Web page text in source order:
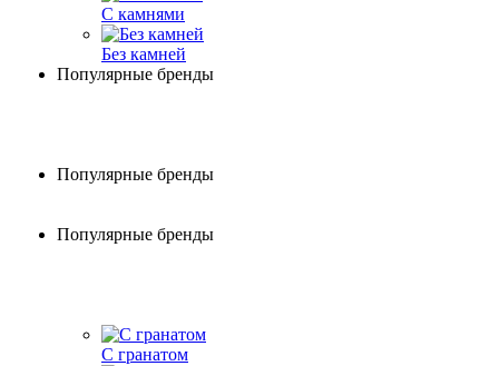
С камнями
Без камней
Популярные бренды
Популярные бренды
Популярные бренды
С гранатом